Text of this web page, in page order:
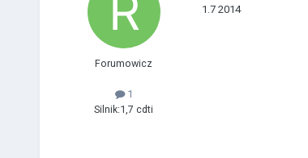
Forumowicz
1
Silnik:1,7 cdti
1.7 2014